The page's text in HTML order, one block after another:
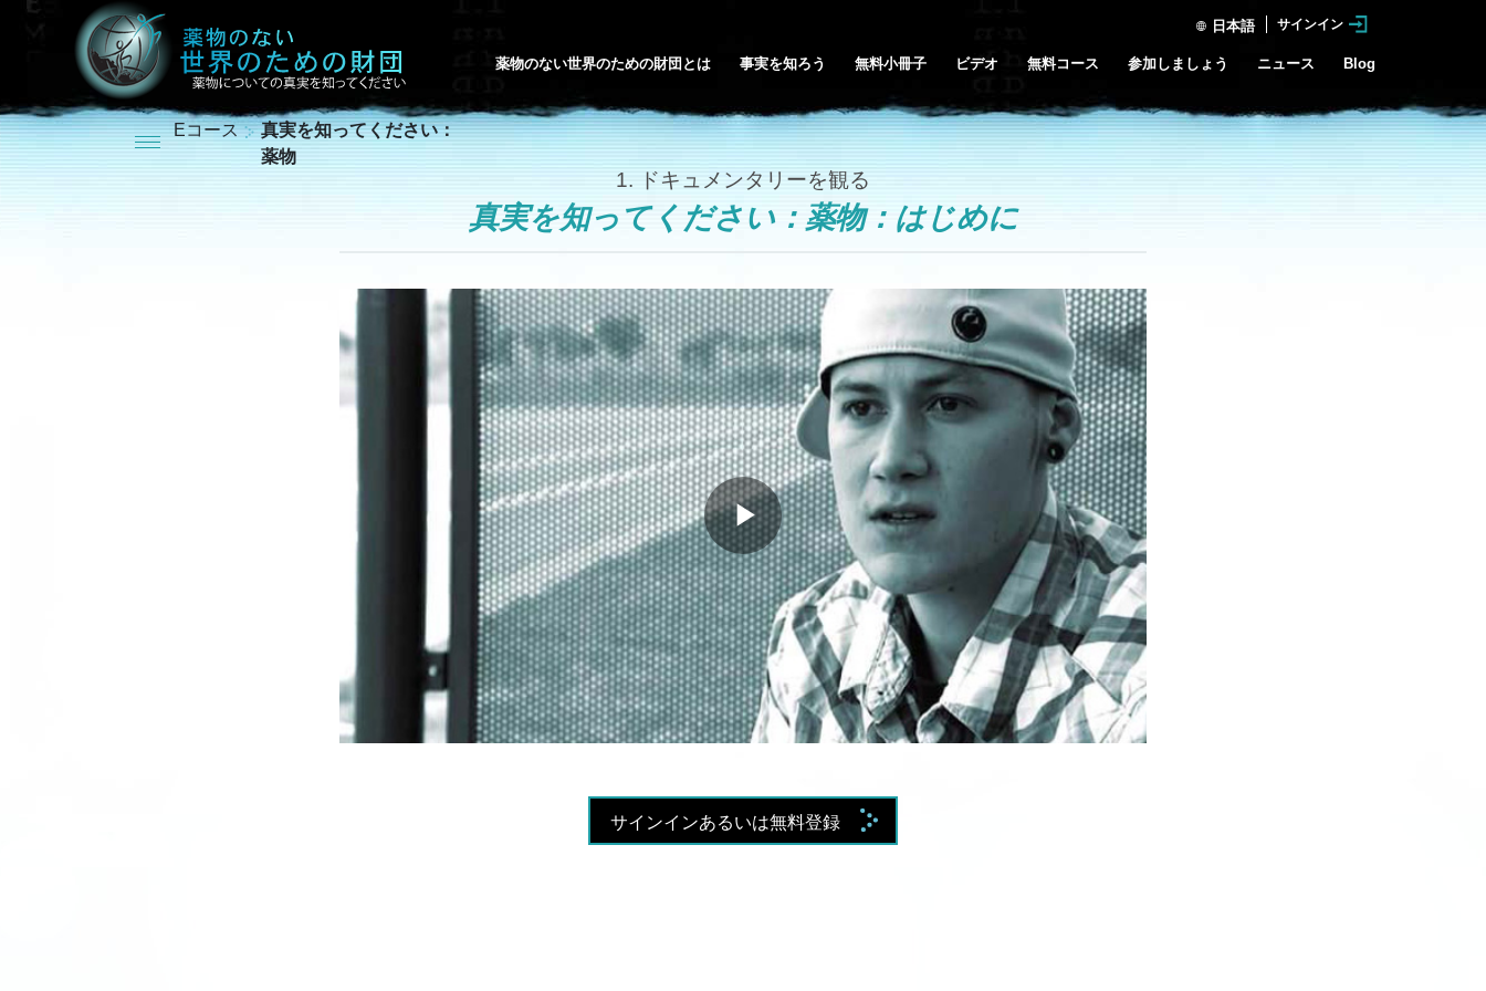
日本語 サインイン
薬物のない世界のための財団とは 事実を知ろう 無料小冊子 ビデオ 無料コース 参加しましょう ニュース Blog
Eコース
真実を知ってください：
薬物
1. ドキュメンタリーを観る
真実を知ってください：薬物：はじめに
Play
Video
サインインあるいは無料登録